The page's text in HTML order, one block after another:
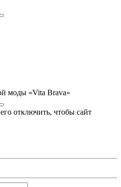
моды «Vita Brava»
отключить, чтобы сайт